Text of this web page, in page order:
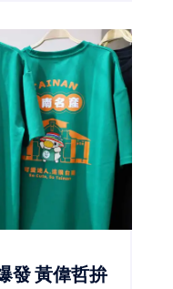
、均衡飲食等健
積分與獎勵機
始，降低慢性疾
拚